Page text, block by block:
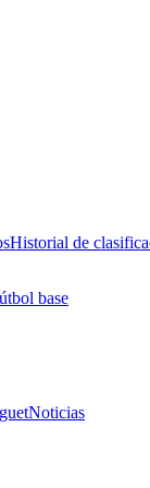
Historial de
base
Noticias